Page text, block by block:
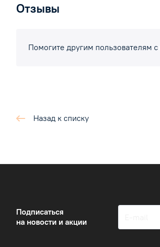
Отзывы
Помогите другим пользователям
Назад к списку
Подписаться
на новости и акции